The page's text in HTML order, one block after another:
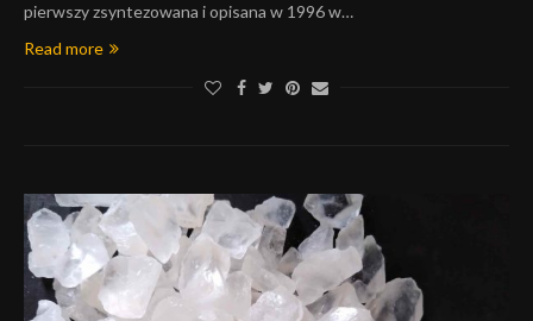
pierwszy zsyntezowana i opisana w 1996 w…
Read more